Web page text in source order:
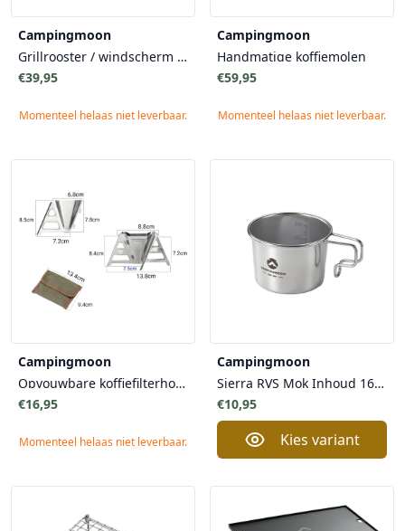
Campingmoon
Grillrooster / windscherm voor op kampvuur Small met draagtas
€39,95
Momenteel helaas niet leverbaar.
Campingmoon
Handmatige koffiemolen
€59,95
Momenteel helaas niet leverbaar.
Campingmoon
Opvouwbare koffiefilterhouder
€16,95
Momenteel helaas niet leverbaar.
Campingmoon
Sierra RVS Mok Inhoud 160 ml met Schaalverdeling Campingmoon - voor Warme Drank Outdoor Avonturiers Kamperen
€10,95
Kies variant